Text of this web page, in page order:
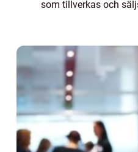
som tillverkas och